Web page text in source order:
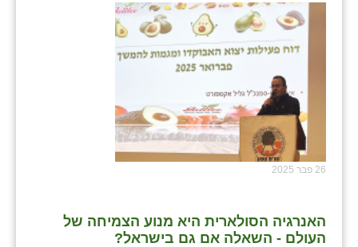
26 פבר 2025
האנרגיה הסולארית היא מנוע הצמיחה של
העולם - השאלה אם גם בישראל?